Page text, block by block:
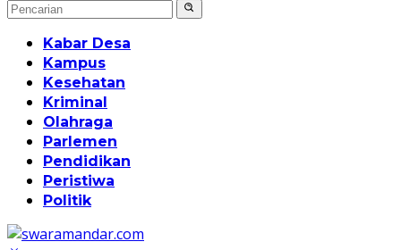
Kabar Desa
Kampus
Kesehatan
Kriminal
Olahraga
Parlemen
Pendidikan
Peristiwa
Politik